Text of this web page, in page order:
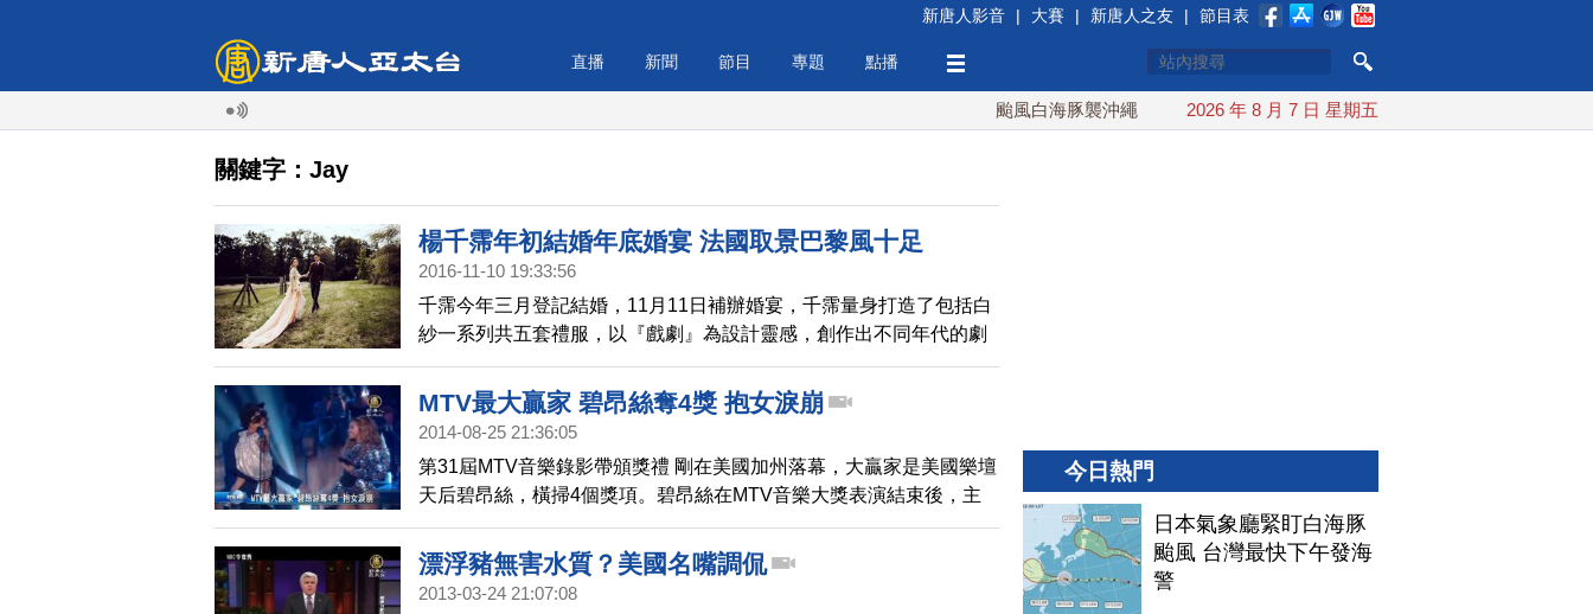
新唐人影音 | 大賽 | 新唐人之友 | 節目表
直播 新聞 節目 專題 點播
颱風白海豚襲沖繩 週末最近台灣 10日登陸浙江
2026 年 8 月 7 日 星期五
關鍵字：Jay
楊千霈年初結婚年底婚宴 法國取景巴黎風十足
2016-11-10 19:33:56
千霈今年三月登記結婚，11月11日補辦婚宴，千霈量身打造了包括白
紗一系列共五套禮服，以『戲劇』為設計靈感，創作出不同年代的劇
場名伶風格，當時在巴黎工作的千霈，男友Jay大喊『我要追你追到巴
黎！』雖未達願望，最後兩人決定在巴黎拍攝婚紗的契機，赴法國取
景，以電影般的華麗敘事感流暢地串起每一件禮服的主題。
MTV最大贏家 碧昂絲奪4獎 抱女淚崩
2014-08-25 21:36:05
第31屆MTV音樂錄影帶頒獎禮 剛在美國加州落幕，大贏家是美國樂壇
天后碧昂絲，橫掃4個獎項。碧昂絲在MTV音樂大獎表演結束後，主
辦單位安排老公傑斯Jay Z和女兒Ivy Blue負責頒獎，三人在台上擁抱
親吻，讓碧昂絲感動到淚水在眼眶打轉，也間接破除了離婚失和的傳
言。
漂浮豬無害水質？美國名嘴調侃
2013-03-24 21:07:08
今日熱門
日本氣象廳緊盯白海豚
颱風 台灣最快下午發海
警